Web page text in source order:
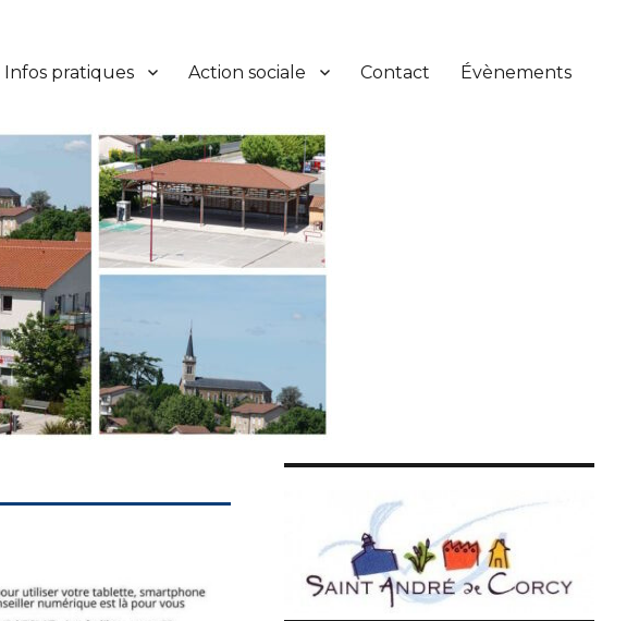
Infos pratiques Action sociale Contact Évènements